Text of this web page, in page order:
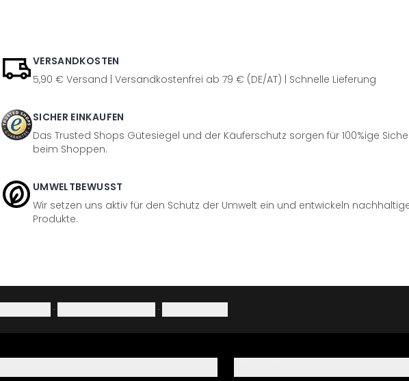
VERSANDKOSTEN
5,90 € Versand | Versandkostenfrei ab 79 € (DE/AT) | Schnelle Lieferung
SICHER EINKAUFEN
Das Trusted Shops Gütesiegel und der Käuferschutz sorgen für 100%ige
beim Shoppen.
UMWELTBEWUSST
Wir setzen uns aktiv für den Schutz der Umwelt ein und entwickeln
Produkte.
· ·